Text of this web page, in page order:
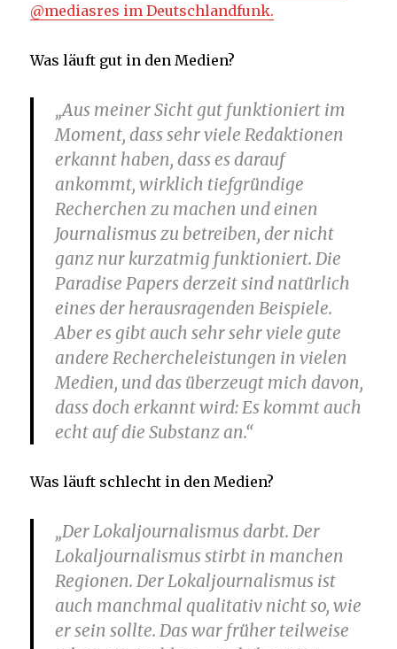
@mediasres im Deutschlandfunk.
Was läuft gut in den Medien?
„Aus meiner Sicht gut funktioniert im
Moment, dass sehr viele Redaktionen
erkannt haben, dass es darauf
ankommt, wirklich tiefgründige
Recherchen zu machen und einen
Journalismus zu betreiben, der nicht
ganz nur kurzatmig funktioniert. Die
Paradise Papers derzeit sind natürlich
eines der herausragenden Beispiele.
Aber es gibt auch sehr sehr viele gute
andere Rechercheleistungen in vielen
Medien, und das überzeugt mich davon,
dass doch erkannt wird: Es kommt auch
echt auf die Substanz an.“
Was läuft schlecht in den Medien?
„Der Lokaljournalismus darbt. Der
Lokaljournalismus stirbt in manchen
Regionen. Der Lokaljournalismus ist
auch manchmal qualitativ nicht so, wie
er sein sollte. Das war früher teilweise